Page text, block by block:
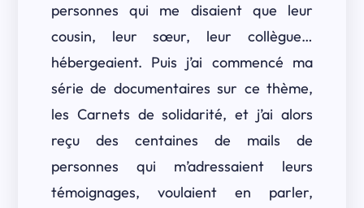
personnes qui me disaient que leur
cousin, leur sœur, leur collègue…
hébergeaient. Puis j’ai commencé ma
série de documentaires sur ce thème,
les Carnets de solidarité, et j’ai alors
reçu des centaines de mails de
personnes qui m’adressaient leurs
témoignages, voulaient en parler,